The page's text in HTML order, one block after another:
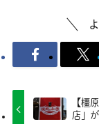
【橿
店」